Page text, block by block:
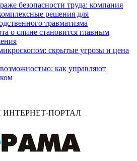
безопасности труда: компания
решения для
травматизма
о спине становится главным
скрытые угрозы и цена
как управляют
ПОРТАЛ